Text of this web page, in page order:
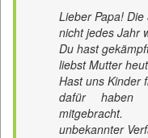
Lieber Papa!
nicht jedes Jahr
Du hast
liebst Mutter
Hast uns Kinder
dafür haben
mitgebracht.
unbekannter